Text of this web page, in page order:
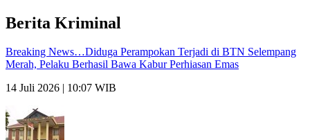
Berita Kriminal
Breaking News…Diduga Perampokan Terjadi di BTN Selempang
Merah, Pelaku Berhasil Bawa Kabur Perhiasan Emas
14 Juli 2026 | 10:07 WIB